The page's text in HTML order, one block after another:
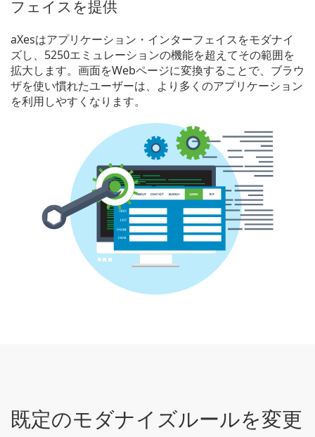
フェイスを提供
aXesはアプリケーション・インターフェイスをモダナイ
ズし、5250エミュレーションの機能を超えてその範囲を
拡大します。画面をWebページに変換することで、ブラウ
ザを使い慣れたユーザーは、より多くのアプリケーション
を利用しやすくなります。
既定のモダナイズルールを変更